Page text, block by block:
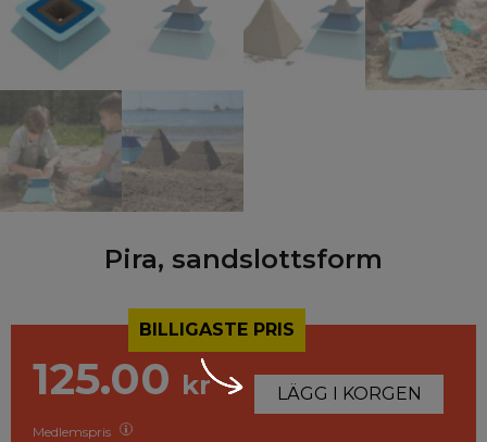
Pira, sandslottsform
BILLIGASTE PRIS
125.00 kr
Medlemspris
LÄGG I KORGEN